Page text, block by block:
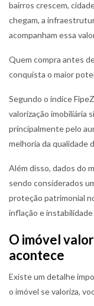
bairros crescem,
chegam, a
acompanham essa
Quem compra antes
conquista o maior
Segundo o índice
valorização imobiliária
principalmente pelo
melhoria da qualidade
Além disso, dados do
sendo considerados
proteção patrimonial
inflação e
O imóvel
acontece
Existe um detalhe
o imóvel se valoriza,